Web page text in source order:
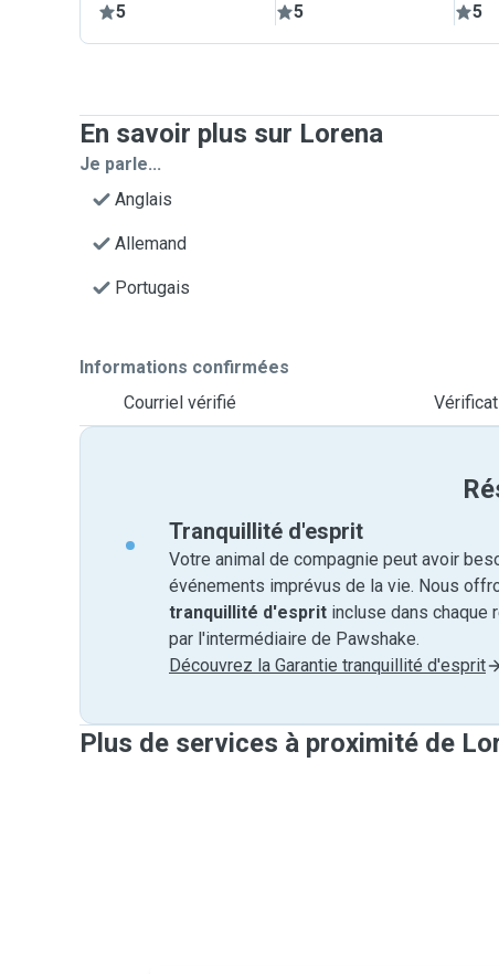
5 5 5
En savoir plus sur Lorena
Je parle...
Anglais
Allemand
Portugais
Informations confirmées
Courriel vérifié
Tranquillité d'esprit
Votre animal de compagnie peut avoir
événements imprévus de la vie. Nous
tranquillité d'esprit incluse dans chaque
par l'intermédiaire de Pawshake.
Découvrez la Garantie tranquillité d'esprit
Plus de services à proximité de